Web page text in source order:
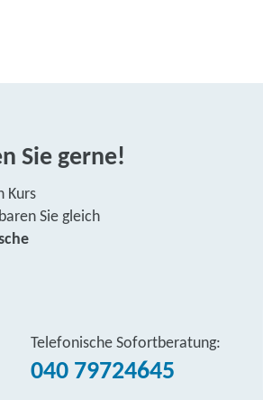
Sie gerne!
Kurs
Sie gleich
Telefonische Sofortberatung:
040 79724645